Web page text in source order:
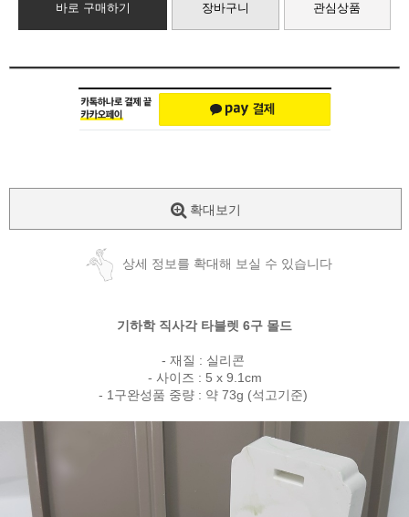
바로 구매하기 장바구니 관심상품
확대보기
상세 정보를 확대해 보실 수 있습니다
기하학 직사각 타블렛 6구 몰드
- 재질 : 실리콘
- 사이즈 : 5 x 9.1cm
- 1구완성품 중량 : 약 73g (석고기준)